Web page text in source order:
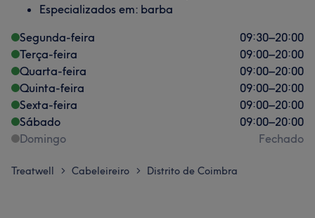
Especializados em: barba
Segunda-feira
09:30–20:00
Terça-feira
09:00–20:00
Quarta-feira
09:00–20:00
Quinta-feira
09:00–20:00
Sexta-feira
09:00–20:00
Sábado
09:00–20:00
Domingo
Fechado
Treatwell > Cabeleireiro > Distrito de Coimbra